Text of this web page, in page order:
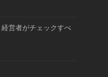
営者がチェックすべ